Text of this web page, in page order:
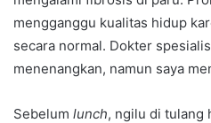
mengganggu kualitas hidup
secara normal. Dokter
menenangkan, namun saya
Sebelum lunch, ngilu di tulang